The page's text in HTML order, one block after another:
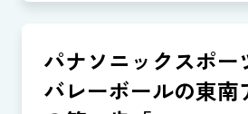
パナソニックスポー
バレーボールの東南